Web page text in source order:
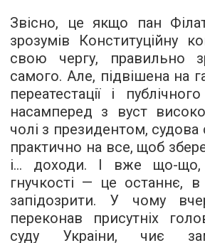
Звісно, це якщо пан
зрозумів Конституційну
свою чергу, правильно
самого. Але, підвішена на
переатестації і
насамперед з вуст
чолі з президентом, судова
практично на все, щоб
і... доходи. І вже що-що,
гнучкості — це останнє,
запідозрити. У чому
переконав присутніх
суду Украіни, чиє